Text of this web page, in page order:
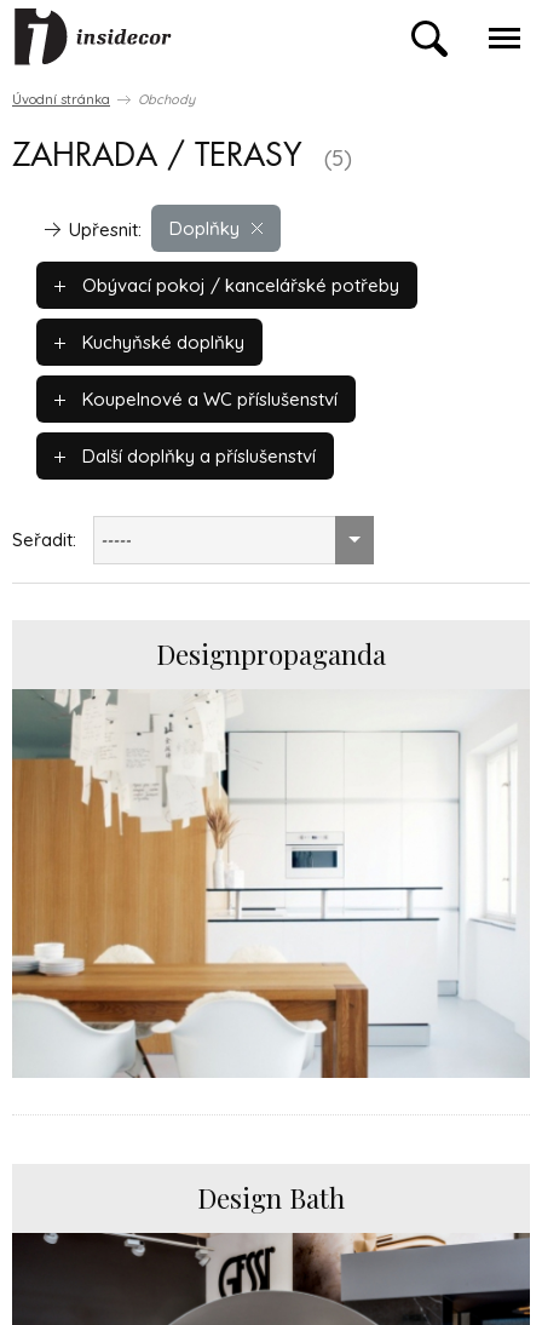
Úvodní stránka Obchody
ZAHRADA / TERASY (5)
Doplňky
Upřesnit:
Obývací pokoj / kancelářské potřeby
Kuchyňské doplňky
Koupelnové a WC příslušenství
Další doplňky a příslušenství
Seřadit: -----
Designpropaganda
Design Bath